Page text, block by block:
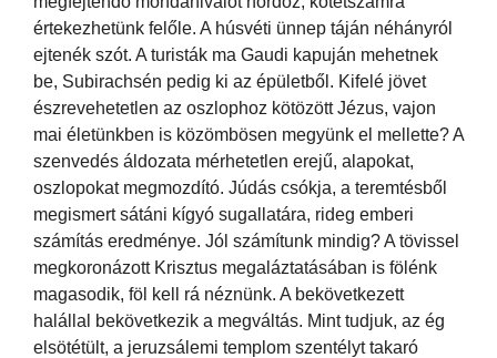
értekezhetünk felőle. A húsvéti ünnep táján néhányról
ejtenék szót. A turisták ma Gaudi kapuján mehetnek
be, Subirachsén pedig ki az épületből. Kifelé jövet
észrevehetetlen az oszlophoz kötözött Jézus, vajon
mai életünkben is közömbösen megyünk el mellette? A
szenvedés áldozata mérhetetlen erejű, alapokat,
oszlopokat megmozdító. Júdás csókja, a teremtésből
megismert sátáni kígyó sugallatára, rideg emberi
számítás eredménye. Jól számítunk mindig? A tövissel
megkoronázott Krisztus megaláztatásában is fölénk
magasodik, föl kell rá néznünk. A bekövetkezett
halállal bekövetkezik a megváltás. Mint tudjuk, az ég
elsötétült, a jeruzsálemi templom szentélyt takaró